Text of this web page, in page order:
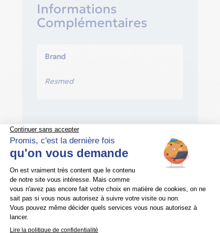
Informations
Complémentaires
Brand
Resmed
Produits similaires